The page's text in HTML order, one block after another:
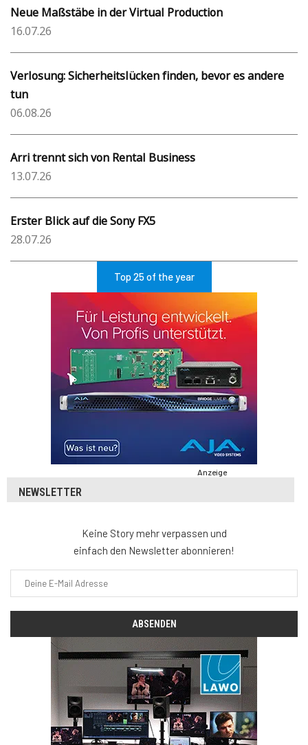
Neue Maßstäbe in der Virtual Production
16.07.26
Verlosung: Sicherheitslücken finden, bevor es andere
tun
06.08.26
Arri trennt sich von Rental Business
13.07.26
Erster Blick auf die Sony FX5
28.07.26
Top 25 of the year
Anzeige
NEWSLETTER
Keine Story mehr verpassen und
einfach den Newsletter abonnieren!